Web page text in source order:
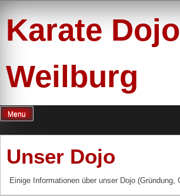
content
Karate Dojo
Weilburg
Menu
Unser Dojo
Einige Informationen über unser Dojo (Gründung,